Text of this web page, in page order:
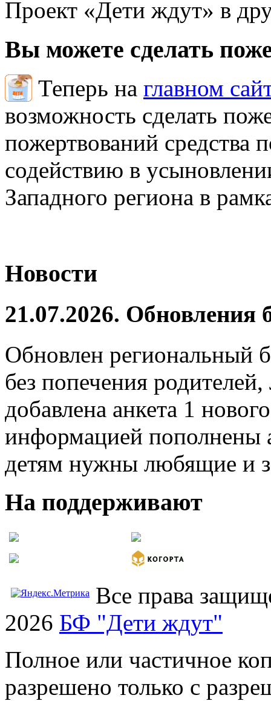
Проект «Дети ждут» в
Вы можете сделать
Теперь на главном
возможность сделать
пожертвований
содействию в
Западного региона в
Новости
21.07.2026. Обновления
Обновлен региональный
без попечения
добавлена анкета 1
информацией пополнены
детям нужны любящие и
На поддерживают
Все права
2026 БФ "Дети ждут"
Полное или частичное
разрешено только с